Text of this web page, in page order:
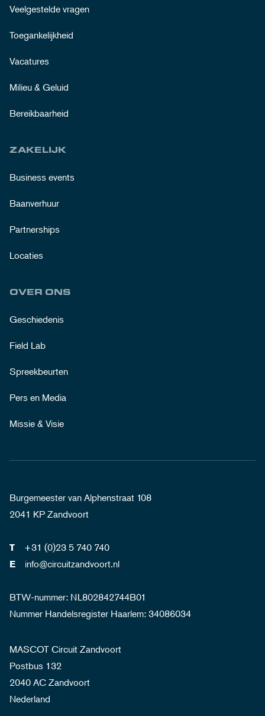
Veelgestelde vragen
Toegankelijkheid
Vacatures
Milieu & Geluid
Bereikbaarheid
ZAKELIJK
Business events
Baanverhuur
Partnerships
Locaties
OVER ONS
Geschiedenis
Field Lab
Spreekbeurten
Pers en Media
Missie & Visie
Burgemeester van Alphenstraat 108
2041 KP Zandvoort
T +31 (0)23 5 740 740
E info@circuitzandvoort.nl
BTW-nummer: NL802842744B01
Nummer Handelsregister Haarlem: 34086034
MASCOT Circuit Zandvoort
Postbus 132
2040 AC Zandvoort
Nederland